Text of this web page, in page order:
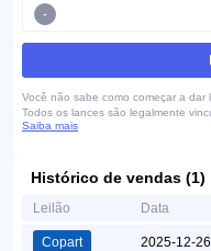
-
Você não sabe como começar a dar
Todos os lances são legalmente
Saiba mais
Histórico de vendas (1)
Leilão Data
Copart 2025-12-26